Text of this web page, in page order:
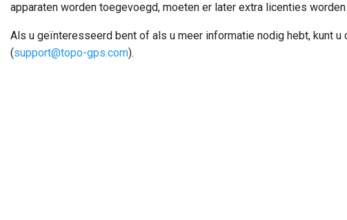
apparaten worden toegevoegd, moeten er later extra licenties
Als u geïnteresseerd bent of als u meer informatie nodig hebt, kunt
(support@topo-gps.com).